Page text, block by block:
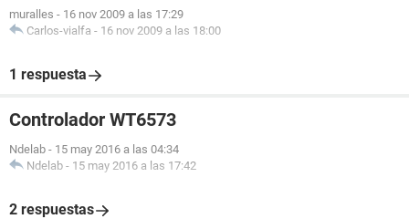
muralles - 16 nov 2009 a las 17:29
Carlos-vialfa - 16 nov 2009 a las 18:00
1 respuesta
Controlador WT6573
Ndelab - 15 may 2016 a las 04:34
Ndelab - 15 may 2016 a las 17:42
2 respuestas